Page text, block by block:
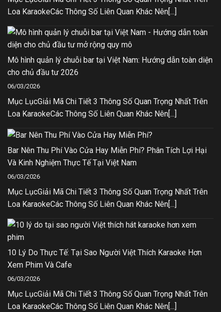
Loa KaraokeCác Thông Số Liên Quan Khác Nên[...]
Mô hình quản lý chuỗi bar tại Việt Nam: Hướng dẫn toàn diện
cho chủ đầu tư 2026
06/03/2026
Mục LụcGiải Mã Chi Tiết 3 Thông Số Quan Trọng Nhất Trên
Loa KaraokeCác Thông Số Liên Quan Khác Nên[...]
Bar Nên Thu Phí Vào Cửa Hay Miễn Phí? Phân Tích Lợi Hại
Và Kinh Nghiệm Thực Tế Tại Việt Nam
06/03/2026
Mục LụcGiải Mã Chi Tiết 3 Thông Số Quan Trọng Nhất Trên
Loa KaraokeCác Thông Số Liên Quan Khác Nên[...]
10 Lý Do Thực Tế: Tại Sao Người Việt Thích Karaoke Hơn
Xem Phim Và Cafe
06/03/2026
Mục LụcGiải Mã Chi Tiết 3 Thông Số Quan Trọng Nhất Trên
Loa KaraokeCác Thông Số Liên Quan Khác Nên[...]